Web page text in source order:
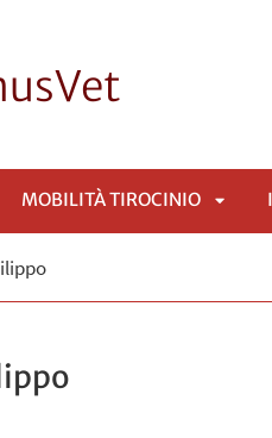
MOBILITÀ TIROCINIO